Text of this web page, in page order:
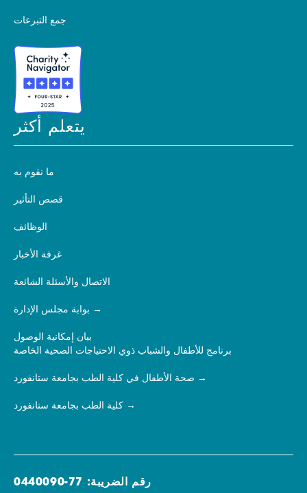
جمع التبرعات
يتعلم أكثر
ما نقوم به
قصص التأثير
الوظائف
غرفة الأخبار
الاتصال والأسئلة الشائعة
بوابة مجلس الإدارة
بيان إمكانية الوصول
برنامج للأطفال والشباب ذوي الاحتياجات الصحية الخاصة
صحة الأطفال في كلية الطب بجامعة ستانفورد
كلية الطب بجامعة ستانفورد
رقم الضريبة: 77-0440090